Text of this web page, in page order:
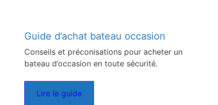
Guide d’achat bateau occasion
Conseils et préconisations pour acheter un
bateau d’occasion en toute sécurité.
Lire le guide